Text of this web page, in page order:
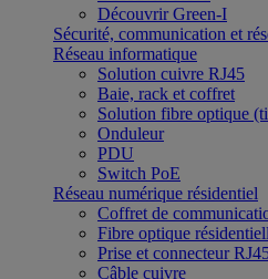
Découvrir Green-I
Sécurité, communication et
Réseau informatique
Solution cuivre RJ45
Baie, rack et coffret
Solution fibre optique
Onduleur
PDU
Switch PoE
Réseau numérique résidentiel
Coffret de
Fibre optique
Prise et connecteur
Câble cuivre